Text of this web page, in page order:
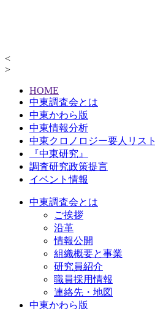
<
>
HOME
中東調査会とは
中東かわら版
中東情報分析
中東クロノロジー要人リスト
『中東研究』
調査研究政策提言
イベント情報
中東調査会とは
ご挨拶
沿革
情報公開
組織概要と事業
研究員紹介
職員採用情報
連絡先・地図
中東かわら版